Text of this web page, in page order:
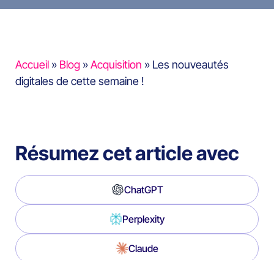
Accueil » Blog »Acquisition » Les nouveautés
digitales de cette semaine !
Résumez cet article avec
ChatGPT
Perplexity
Claude